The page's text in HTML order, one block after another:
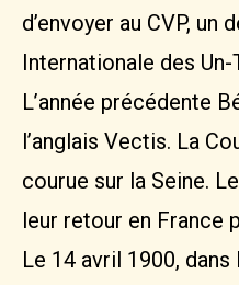
d’envoyer au CVP, un
Internationale des Un-
L’année précédente
l’anglais Vectis. La
courue sur la Seine.
leur retour en France
Le 14 avril 1900,